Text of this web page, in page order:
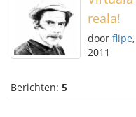
reala!
door flipe
2011
Berichten: 5